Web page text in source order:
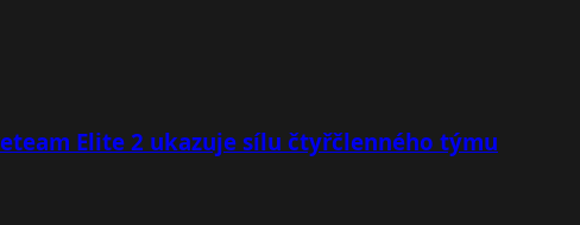
Elite 2 ukazuje sílu čtyřčlenného týmu